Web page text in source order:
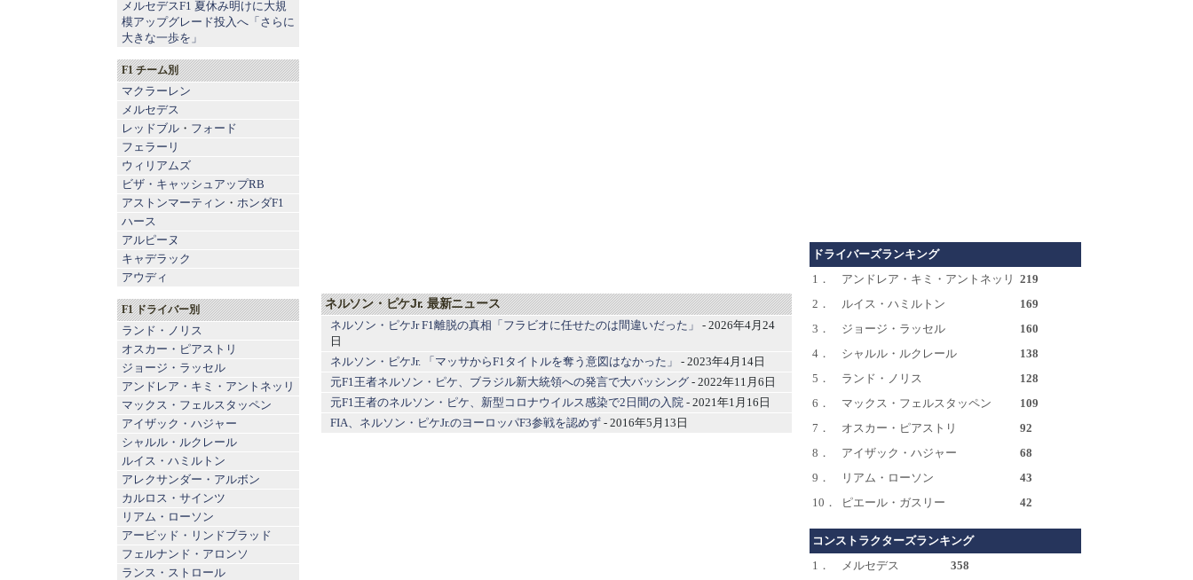
ネルソン・ピケJr. 最新ニュース
ネルソン・ピケJr F1離脱の真相「フラビオに任せたのは間違いだった」
- 2026年4月24
日
ネルソン・ピケJr. 「マッサからF1タイトルを奪う意図はなかった」
- 2023年4月14日
元F1王者ネルソン・ピケ、ブラジル新大統領への発言で大バッシング - 2022年11月6日
元F1王者のネルソン・ピケ、新型コロナウイルス感染で2日間の入院 - 2021年1月16日
FIA、ネルソン・ピケJr.のヨーロッパF3参戦を認めず - 2016年5月13日
メルセデスF1 夏休み明けに大規
模アップグレード投入へ「さらに
大きな一歩を」
F1 チーム別
マクラーレン
メルセデス
レッドブル ・ フォード
フェラーリ
ウィリアムズ
ビザ・キャッシュアップRB
アストンマーティン ・ ホンダF1
ハース
アルピーヌ
キャデラック
アウディ
F1 ドライバー別
ランド・ノリス
オスカー・ピアストリ
ジョージ・ラッセル
アンドレア・キミ・アントネッリ
マックス・フェルスタッペン
アイザック・ハジャー
シャルル・ルクレール
ルイス・ハミルトン
アレクサンダー・アルボン
カルロス・サインツ
リアム・ローソン
アービッド・リンドブラッド
フェルナンド・アロンソ
ランス・ストロール
ドライバーズランキング
1．
アンドレア・キミ・アントネッリ 219
2．
ルイス・ハミルトン
169
3．
ジョージ・ラッセル
160
4．
シャルル・ルクレール
138
5．
ランド・ノリス
128
6．
マックス・フェルスタッペン
109
7．
オスカー・ピアストリ
92
8．
アイザック・ハジャー
68
9．
リアム・ローソン
43
10．
ピエール・ガスリー 42
コンストラクターズランキング
1．
メルセデス
358